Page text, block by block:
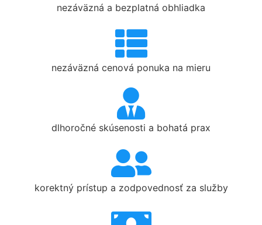
nezáväzná a bezplatná obhliadka
nezáväzná cenová ponuka na mieru
dlhoročné skúsenosti a bohatá prax
korektný prístup a zodpovednosť za služby